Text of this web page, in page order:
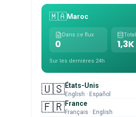
🇲🇦Maroc
Dans ce flux
0
Total
1,3K
Sur les dernières 24h
🇺🇸États-Unis
English · Español
🇫🇷France
Français · English